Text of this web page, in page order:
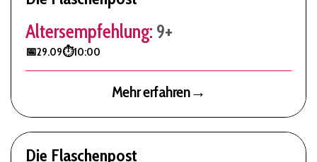
Altersempfehlung: 9+
📅29.09⏱️10:00
Mehr erfahren→
Die Flaschenpost